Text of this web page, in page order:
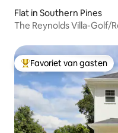
Flat in Southern Pines
The Reynolds Villa-Golf/
Topfavoriet van gasten
Favoriet van gasten